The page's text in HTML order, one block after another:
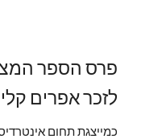
פרס הספר
לזכר אפרים
כמייצגת תחום